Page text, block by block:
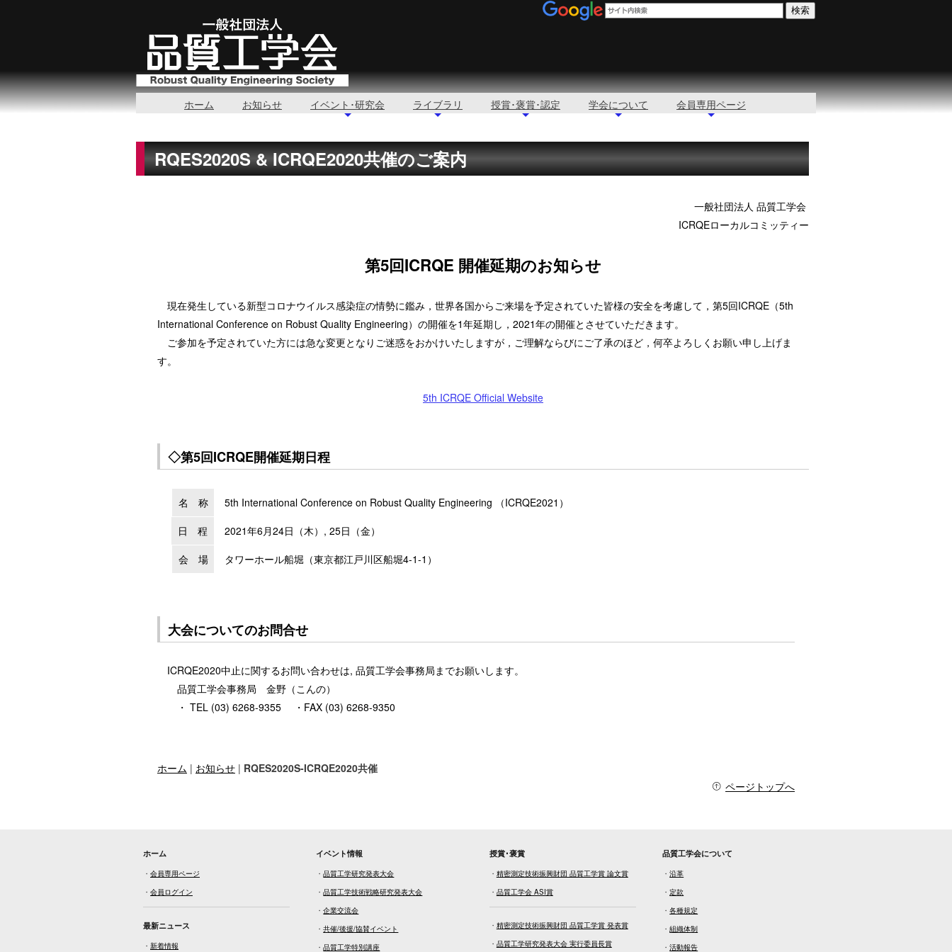
ホーム お知らせ イベント･研究会 ライブラリ 授賞･褒賞･認定 学会について 会員専用ページ
RQES2020S & ICRQE2020共催のご案内
一般社団法人 品質工学会
ICRQEローカルコミッティー
第5回ICRQE 開催延期のお知らせ
現在発生している新型コロナウイルス感染症の情勢に鑑み，世界各国からご来場を予定されていた皆様の安全を考慮して，第5回ICRQE（5th
International Conference on Robust Quality Engineering）の開催を1年延期し，2021年の開催とさせていただきます。
ご参加を予定されていた方には急な変更となりご迷惑をおかけいたしますが，ご理解ならびにご了承のほど，何卒よろしくお願い申し上げま
す。
5th ICRQE Official Website
◇第5回ICRQE開催延期日程
名 称
5th International Conference on Robust Quality Engineering （ICRQE2021）
日 程
2021年6月24日（木）, 25日（金）
会 場
タワーホール船堀（東京都江戸川区船堀4-1-1）
大会についてのお問合せ
ICRQE2020中止に関するお問い合わせは, 品質工学会事務局までお願いします。
品質工学会事務局 金野（こんの）
・ TEL (03) 6268-9355 ・FAX (03) 6268-9350
ホーム | お知らせ | RQES2020S-ICRQE2020共催
ページトップへ
ホーム
・ 会員専用ページ
・ 会員ログイン
最新ニュース
・ 新着情報
イベント情報
・品質工学研究発表大会
・品質工学技術戦略研究発表大会
・企業交流会
・共催/後援/協賛イベント
・品質工学特別講座
授賞･褒賞
・ 精密測定技術振興財団 品質工学賞 論文賞
・ 品質工学会 ASI賞
・ 精密測定技術振興財団 品質工学賞 発表賞
・ 品質工学研究発表大会 実行委員長賞
品質工学会について
・沿革
・定款
・各種規定
・組織体制
・活動報告